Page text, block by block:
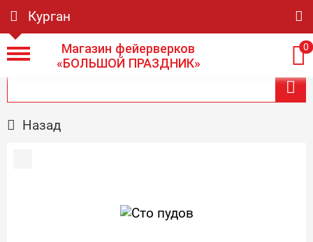
Курган
Магазин фейерверков
«БОЛЬШОЙ ПРАЗДНИК»
0
Назад